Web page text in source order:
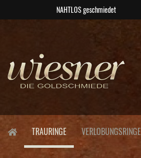
NAHTLOS geschmiedet
TRAURINGE VERLOBUNGSRINGE